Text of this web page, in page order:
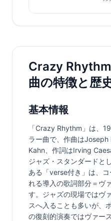
Crazy
曲の特徴と歴
基本情報
「Crazy Rhythm」は、
ラー曲で、作曲は
Kahn、作詞はIrving
ジャズ・スタンダードと
ある「verse付き」は、
れる導入の歌詞部分＝ヴ
す。ジャズの現場ではヴ
スへ入ることも多いが、
の復刻的演奏ではヴァー